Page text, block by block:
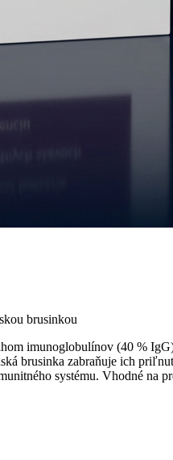
brusinkou
imunoglobulínov (40 %
brusinka zabraňuje ich
systému. Vhodné na